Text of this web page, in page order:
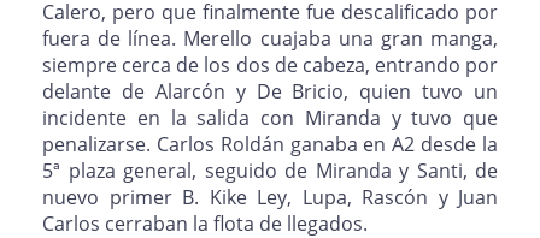
Calero, pero que finalmente fue descalificado por
fuera de línea. Merello cuajaba una gran manga,
siempre cerca de los dos de cabeza, entrando por
delante de Alarcón y De Bricio, quien tuvo un
incidente en la salida con Miranda y tuvo que
penalizarse. Carlos Roldán ganaba en A2 desde la
5ª plaza general, seguido de Miranda y Santi, de
nuevo primer B. Kike Ley, Lupa, Rascón y Juan
Carlos cerraban la flota de llegados.